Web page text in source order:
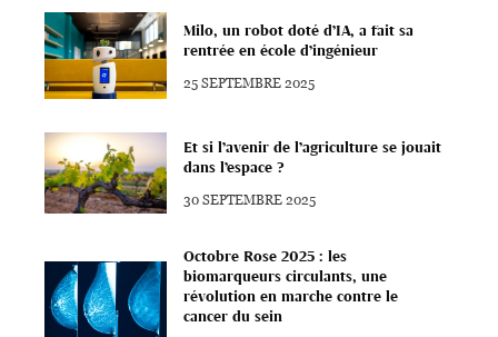
Milo, un robot doté d’IA, a fait sa
rentrée en école d’ingénieur
25 SEPTEMBRE 2025
Et si l’avenir de l’agriculture se jouait
dans l’espace ?
30 SEPTEMBRE 2025
Octobre Rose 2025 : les
biomarqueurs circulants, une
révolution en marche contre le
cancer du sein